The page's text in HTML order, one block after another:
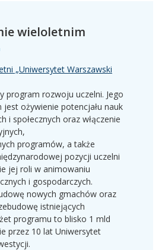
wieloletnim
„Uniwersytet Warszawski
program rozwoju uczelni. Jego
jest ożywienie potencjału nauk
i społecznych oraz włączenie
programów, a także
pozycji uczelni
jej roli w animowaniu
i gospodarczych.
nowych gmachów oraz
istniejących
programu to blisko 1 mld
przez 10 lat Uniwersytet